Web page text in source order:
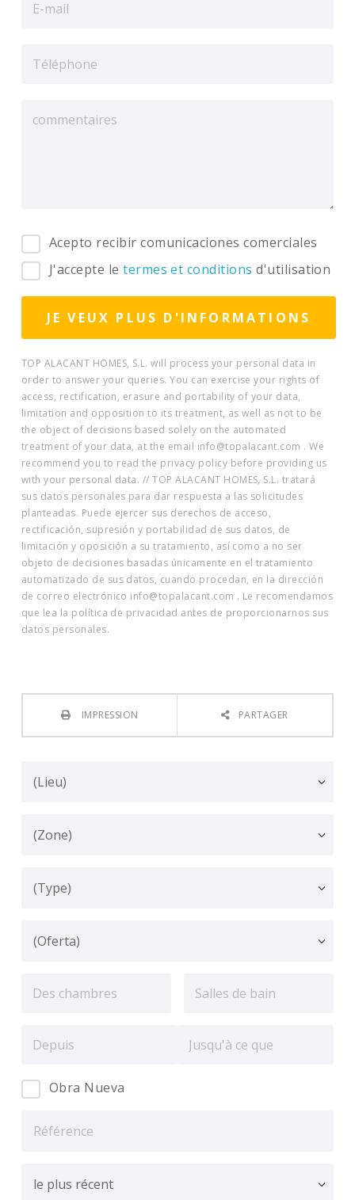
Acepto recibir comunicaciones comerciales
J'accepte letermes et conditions d'utilisation
TOP ALACANT HOMES, S.L. will process your personal data in
order to answer your queries. You can exercise your rights of
access, rectification, erasure and portability of your data,
limitation and opposition to its treatment, as well as not to be
the object of decisions based solely on the automated
treatment of your data, at the email info@topalacant.com . We
recommend you to read the privacy policy before providing us
with your personal data. // TOP ALACANT HOMES, S.L. tratará
sus datos personales para dar respuesta a las solicitudes
planteadas. Puede ejercer sus derechos de acceso,
rectificación, supresión y portabilidad de sus datos, de
limitación y oposición a su tratamiento, así como a no ser
objeto de decisiones basadas únicamente en el tratamiento
automatizado de sus datos, cuando procedan, en la dirección
de correo electrónico info@topalacant.com . Le recomendamos
que lea la política de privacidad antes de proporcionarnos sus
datos personales.
IMPRESSION PARTAGER
Obra Nueva